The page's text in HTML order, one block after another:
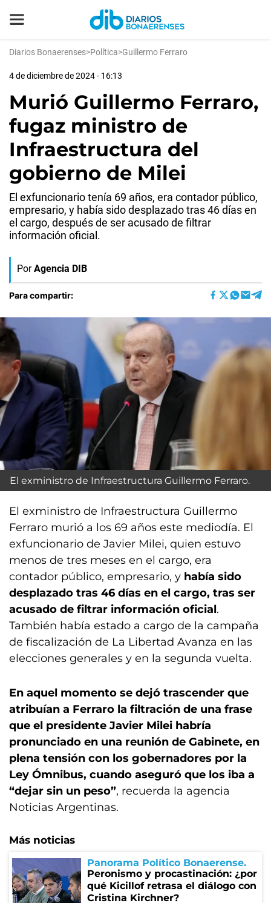
Diarios Bonaerenses>Política>Guillermo Ferraro
4 de diciembre de 2024 - 16:13
Murió Guillermo Ferraro,
fugaz ministro de
Infraestructura del
gobierno de Milei
El exfuncionario tenía 69 años, era contador público,
empresario, y había sido desplazado tras 46 días en
el cargo, después de ser acusado de filtrar
información oficial.
Por Agencia DIB
Para compartir:
El exministro de Infraestructura Guillermo Ferraro.
El exministro de Infraestructura Guillermo
Ferraro murió a los 69 años este mediodía. El
exfuncionario de Javier Milei, quien estuvo
menos de tres meses en el cargo, era
contador público, empresario, y había sido
desplazado tras 46 días en el cargo, tras ser
acusado de filtrar información oficial.
También había estado a cargo de la campaña
de fiscalización de La Libertad Avanza en las
elecciones generales y en la segunda vuelta.
En aquel momento se dejó trascender que
atribuían a Ferraro la filtración de una frase
que el presidente Javier Milei habría
pronunciado en una reunión de Gabinete, en
plena tensión con los gobernadores por la
Ley Ómnibus, cuando aseguró que los iba a
“dejar sin un peso”, recuerda la agencia
Noticias Argentinas.
Más noticias
Panorama Político Bonaerense
Peronismo y procastinación: ¿por
qué Kicillof retrasa el diálogo con
Cristina Kirchner?